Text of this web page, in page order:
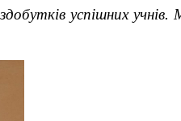
успішних учнів.